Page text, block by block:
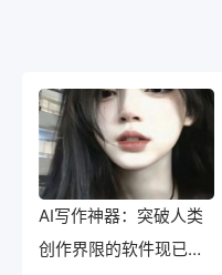
AI写作神器：突破人类
创作界限的软件现已上